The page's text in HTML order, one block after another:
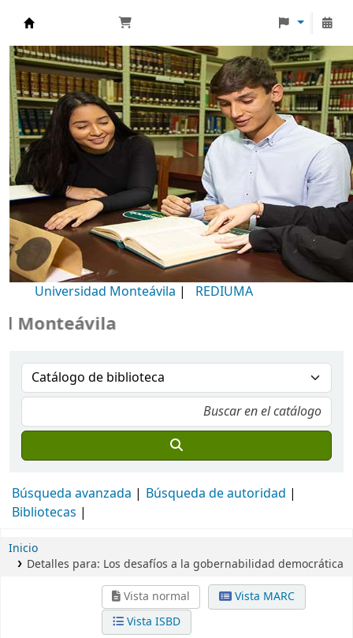
Biblioteca Universidad Monteávila
Universidad Monteávila | REDIUMA
Búsqueda avanzada
Búsqueda de autoridad
Bibliotecas
Inicio
Detalles para: Los desafíos a la gobernabilidad democrática
Vista normal
Vista MARC
Vista ISBD